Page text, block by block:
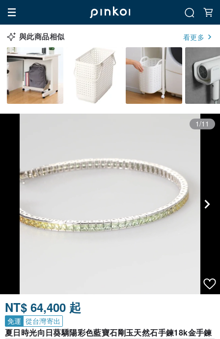
與此商品相似 看更多
1/11
NT$ 64,400 起
免運 從台灣寄出
夏日時光向日葵驕陽彩色藍寶石剛玉天然石手鍊18k金手鍊